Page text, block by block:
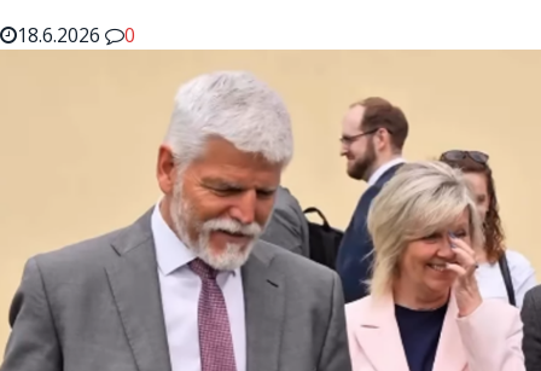
18.6.2026
0